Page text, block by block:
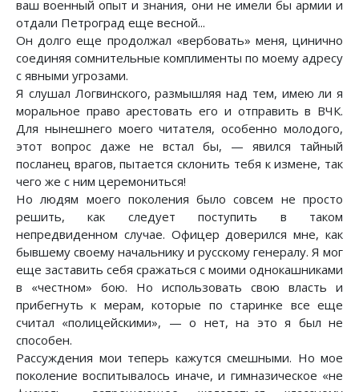
ваш военный опыт и знания, они не имели бы армии и
отдали Петроград еще весной...
Он долго еще продолжал «вербовать» меня, цинично
соединяя сомнительные комплименты по моему адресу
с явными угрозами.
Я слушал Логвинского, размышляя над тем, имею ли я
моральное право арестовать его и отправить в ВЧК.
Для нынешнего моего читателя, особенно молодого,
этот вопрос даже не встал бы, — явился тайный
посланец врагов, пытается склонить тебя к измене, так
чего же с ним церемониться!
Но людям моего поколения было совсем не просто
решить, как следует поступить в таком
непредвиденном случае. Офицер доверился мне, как
бывшему своему начальнику и русскому генералу. Я мог
еще заставить себя сражаться с моими однокашниками
в «честном» бою. Но использовать свою власть и
прибегнуть к мерам, которые по старинке все еще
считал «полицейскими», — о нет, на это я был не
способен.
Рассуждения мои теперь кажутся смешными. Но мое
поколение воспитывалось иначе, и гимназическое «не